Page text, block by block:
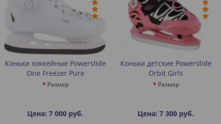
Коньки хоккейные Powerslide
One Freezer Pure
Размер
Цена: 7 000 руб.
Коньки детские Powerslide
Orbit Girls
Размер
Цена: 7 300 руб.